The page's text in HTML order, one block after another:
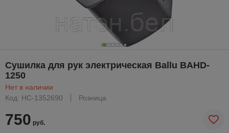
Сушилка для рук электрическая Ballu BAHD-
1250
Нет в наличии
Код: НС-1352690
Розница
750 руб.